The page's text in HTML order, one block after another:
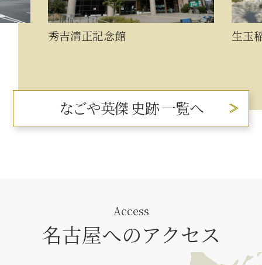
秀吉清正記念館 生玉
なごや英傑 史跡 一覧へ
Access
名古屋へのアクセス